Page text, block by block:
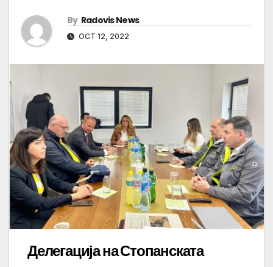
By Radovis News
OCT 12, 2022
Делегација на Стопанската